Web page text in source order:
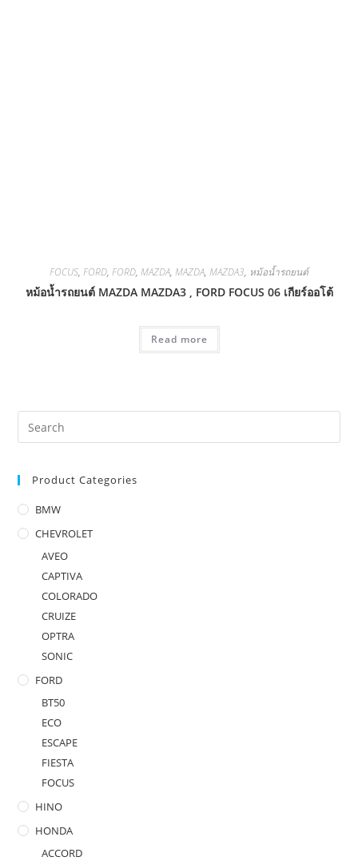
FOCUS, FORD, FORD, MAZDA, MAZDA, MAZDA3, หม้อน้ำรถยนต์
หม้อน้ำรถยนต์ MAZDA MAZDA3 , FORD FOCUS 06 เกียร์ออโต้
Read more
Product Categories
BMW
CHEVROLET
AVEO
CAPTIVA
COLORADO
CRUIZE
OPTRA
SONIC
FORD
BT50
ECO
ESCAPE
FIESTA
FOCUS
HINO
HONDA
ACCORD